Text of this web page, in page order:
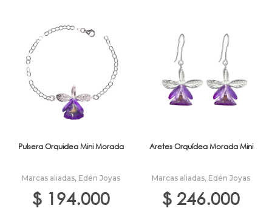
Pulsera Orquidea Mini Morada
Marcas aliadas, Edén Joyas
$ 194.000
Aretes Orquídea Morada Mini
Marcas aliadas, Edén Joyas
$ 246.000